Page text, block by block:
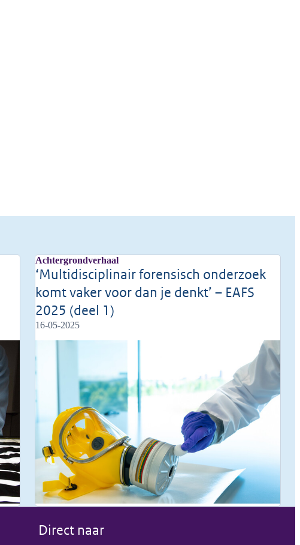
Achtergrondverhaal
‘Multidisciplinair forensisch onderzoek
komt vaker voor dan je denkt’ – EAFS
2025 (deel 1)
16-05-2025
Direct naar